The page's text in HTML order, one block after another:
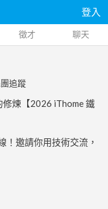
登入
徵才 聊天
追蹤
煉【2026 iThome 鐵
邀請你用技術交流，